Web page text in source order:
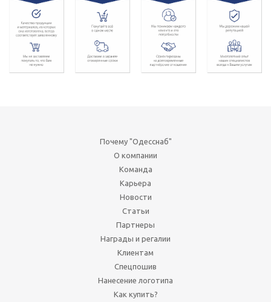
Почему "Одесснаб"
О компании
Команда
Карьера
Новости
Статьи
Партнеры
Награды и регалии
Клиентам
Спецпошив
Нанесение логотипа
Как купить?